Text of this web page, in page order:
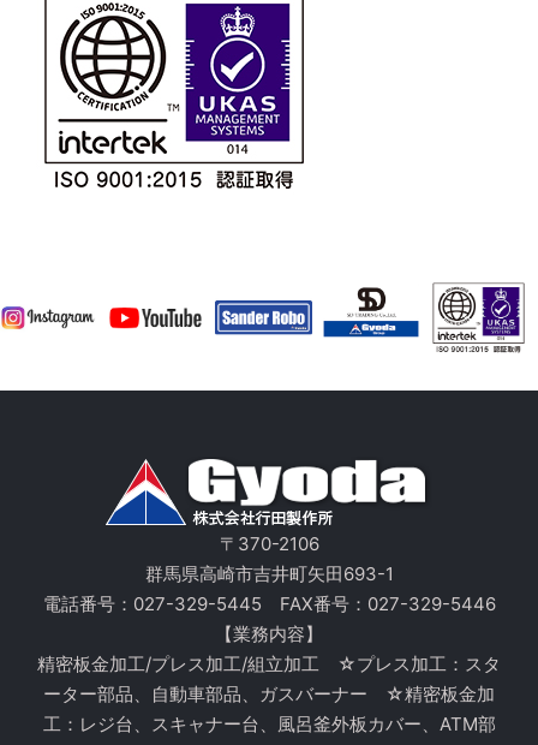
〒370-2106
群馬県高崎市吉井町矢田693-1
電話番号： 027-329-5445 FAX番号：027-329-5446
【業務内容】
精密板金加工/プレス加工/組立加工 ☆プレス加工：スタ
ーター部品、自動車部品、ガスバーナー ☆精密板金加
工：レジ台、スキャナー台、風呂釜外板カバー、ATM部